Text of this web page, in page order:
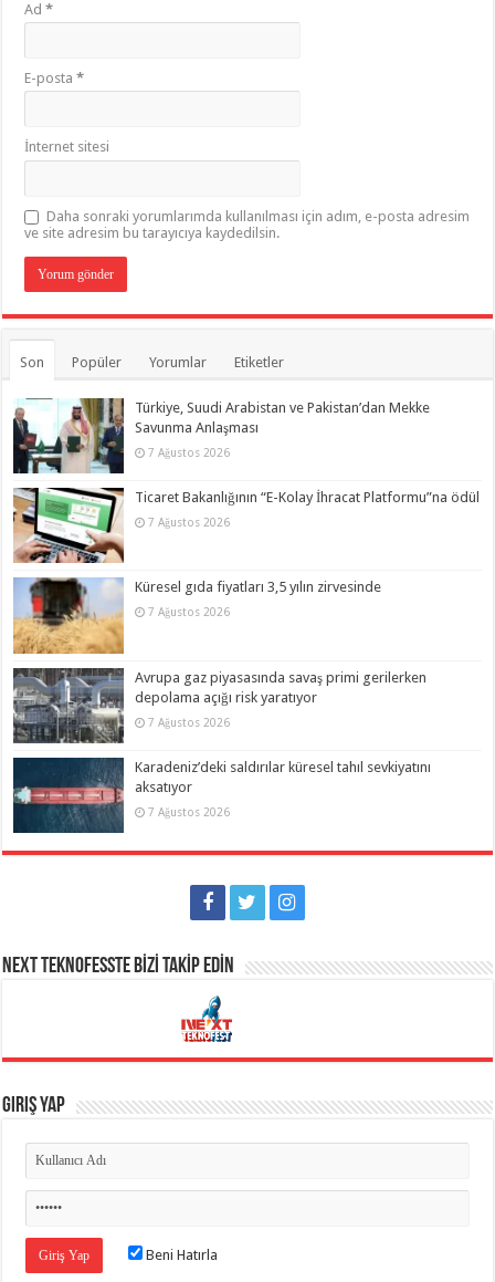
Ad*
E-posta*
İnternet sitesi
Daha sonraki yorumlarımda kullanılması için adım, e-posta adresim
ve site adresim bu tarayıcıya kaydedilsin.
Son Popüler Yorumlar Etiketler
Türkiye, Suudi Arabistan ve Pakistan’dan Mekke
Savunma Anlaşması
7 Ağustos 2026
Ticaret Bakanlığının “E-Kolay İhracat Platformu”na ödül
7 Ağustos 2026
Küresel gıda fiyatları 3,5 yılın zirvesinde
7 Ağustos 2026
Avrupa gaz piyasasında savaş primi gerilerken
depolama açığı risk yaratıyor
7 Ağustos 2026
Karadeniz’deki saldırılar küresel tahıl sevkiyatını
aksatıyor
7 Ağustos 2026
NEXT TEKNOFESSTE BİZİ TAKİP EDİN
Giriş Yap
Beni Hatırla